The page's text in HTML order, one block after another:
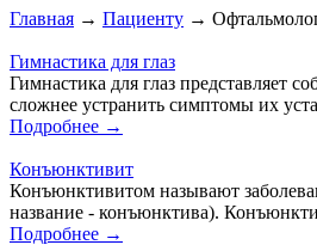
Главная → Пациенту →
Гимнастика для глаз
Гимнастика для глаз представляет
сложнее устранить симптомы их
Подробнее →
Конъюнктивит
Конъюнктивитом называют
название - конъюнктива).
Подробнее →